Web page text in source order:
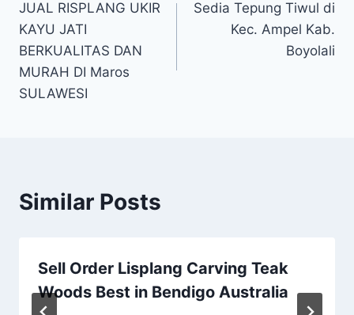
JUAL RISPLANG UKIR
KAYU JATI
BERKUALITAS DAN
MURAH DI Maros
SULAWESI
Sedia Tepung Tiwul di
Kec. Ampel Kab.
Boyolali
Similar Posts
Sell Order Lisplang Carving Teak
Woods Best in Bendigo Australia